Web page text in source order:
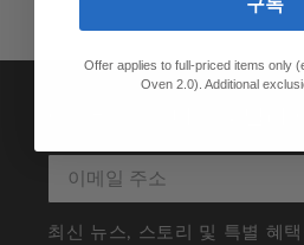
최신 뉴스, 스토리 및 특별 혜
Offer applies to full-priced items only
Oven 2.0). Additional